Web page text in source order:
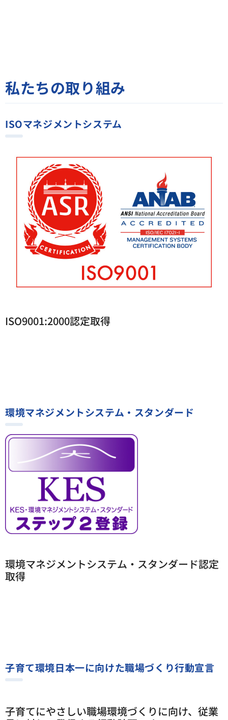
私たちの取り組み
ISOマネジメントシステム
ISO9001:2000認定取得
環境マネジメントシステム・スタンダード
環境マネジメントシステム・スタンダード認定
取得
子育て環境日本一に向けた職場づくり行動宣言
子育てにやさしい職場環境づくりに向け、従業